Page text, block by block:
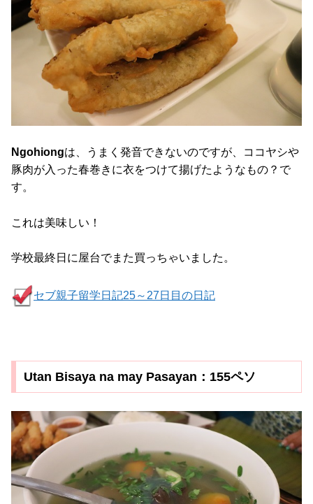
Ngohiongは、うまく発音できないのですが、ココヤシや
豚肉が入った春巻きに衣をつけて揚げたようなもの？で
す。
これは美味しい！
学校最終日に屋台でまた買っちゃいました。
セブ親子留学日記25～27日目の日記
Utan Bisaya na may Pasayan：155ペソ